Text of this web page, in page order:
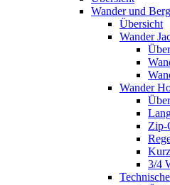
Wander und
Übersicht
Wander
Wander
Zip-
3/4